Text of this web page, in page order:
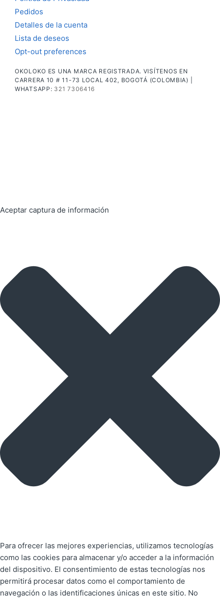
Pedidos
Detalles de la cuenta
Lista de deseos
Opt-out preferences
OKOLOKO ES UNA MARCA REGISTRADA. VISÍTENOS EN
CARRERA 10 # 11-73 LOCAL 402, BOGOTÁ (COLOMBIA) |
WHATSAPP: 321 7306416
Aceptar captura de información
Para ofrecer las mejores experiencias, utilizamos tecnologías
como las cookies para almacenar y/o acceder a la información
del dispositivo. El consentimiento de estas tecnologías nos
permitirá procesar datos como el comportamiento de
navegación o las identificaciones únicas en este sitio. No